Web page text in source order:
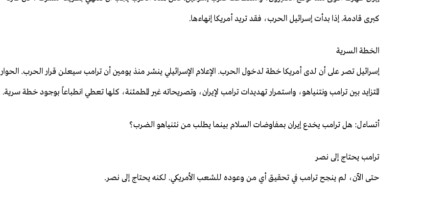
كبرى قادمة. إذا بدأت إسرائيل الحرب، فقد تريد أمريكا إنهاءها.
الخطة السرية
إسرائيل تصر على أن لدى أمريكا خطة لدخول الحرب. الإعلام الإسرائيلي ينشر منذ يومين أن ترامب سيعلن قرار الحرب. الحوار
المتزايد بين ترامب ونتنياهو، واستمرار تهديدات ترامب لإيران، وتصريحاته غير المطمئنة، كلها تعطي انطباعاً بوجود خطة سرية.
أتساءل: هل ترامب يخدع إيران بمفاوضات السلام بينما يطلب من نتنياهو الضرب؟
ترامب يحتاج إلى نصر
حتى الآن، لم ينجح ترامب في تحقيق أي من وعوده للشعب الأمريكي. لكنه يحتاج إلى نصر.